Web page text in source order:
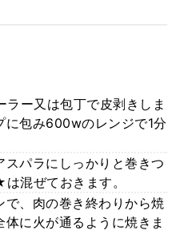
ー又は包丁で皮剥きしま
に包み600wのレンジで1分
パラにしっかりと巻きつ
混ぜておきます。
、肉の巻き終わりから焼
に火が通るように焼きま